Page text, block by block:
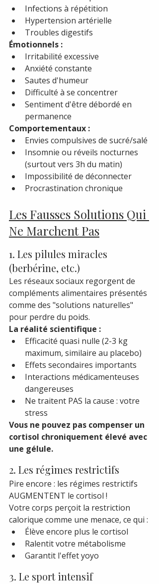
Infections à répétition
Hypertension artérielle
Troubles digestifs
Émotionnels :
Irritabilité excessive
Anxiété constante
Sautes d'humeur
Difficulté à se concentrer
Sentiment d'être débordé en
permanence
Comportementaux :
Envies compulsives de sucré/salé
Insomnie ou réveils nocturnes
(surtout vers 3h du matin)
Impossibilité de déconnecter
Procrastination chronique
Les Fausses Solutions Qui
Ne Marchent Pas
1. Les pilules miracles
(berbérine, etc.)
Les réseaux sociaux regorgent de
compléments alimentaires présentés
comme des "solutions naturelles"
pour perdre du poids.
La réalité scientifique :
Efficacité quasi nulle (2-3 kg
maximum, similaire au placebo)
Effets secondaires importants
Interactions médicamenteuses
dangereuses
Ne traitent PAS la cause : votre
stress
Vous ne pouvez pas compenser un
cortisol chroniquement élevé avec
une gélule.
2. Les régimes restrictifs
Pire encore : les régimes restrictifs
AUGMENTENT le cortisol !
Votre corps perçoit la restriction
calorique comme une menace, ce qui :
Élève encore plus le cortisol
Ralentit votre métabolisme
Garantit l'effet yoyo
3. Le sport intensif